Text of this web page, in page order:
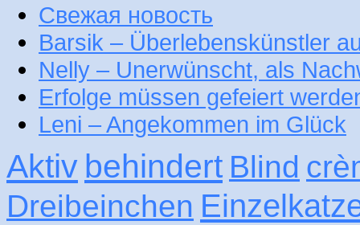
Свежая новость
Barsik – Überlebenskünstler
Nelly – Unerwünscht, als
Erfolge müssen gefeiert
Leni – Angekommen im Glück
Aktiv behindert Blind
Dreibeinchen